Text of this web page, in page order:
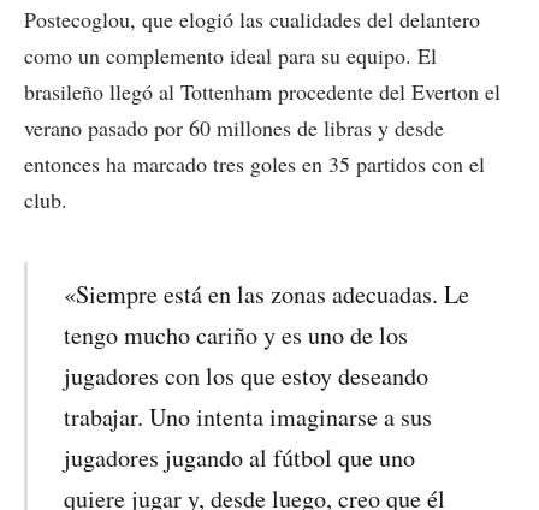
Postecoglou, que elogió las cualidades del delantero
como un complemento ideal para su equipo. El
brasileño llegó al Tottenham procedente del Everton el
verano pasado por 60 millones de libras y desde
entonces ha marcado tres goles en 35 partidos con el
club.
«Siempre está en las zonas adecuadas. Le
tengo mucho cariño y es uno de los
jugadores con los que estoy deseando
trabajar. Uno intenta imaginarse a sus
jugadores jugando al fútbol que uno
quiere jugar y, desde luego, creo que él